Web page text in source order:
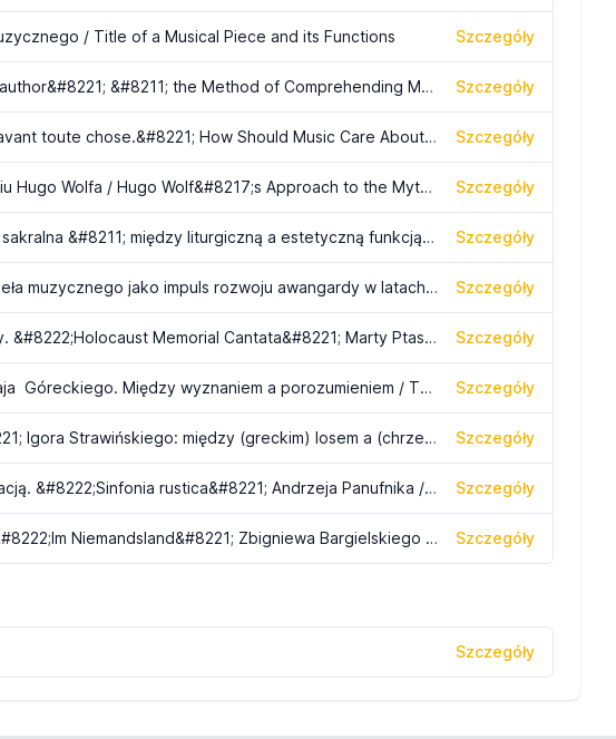
/ Title of a Musical Piece and its Functions Szczegóły
&#8220;Myth about an author&#8221; &#8211; the Method of Comprehending Modern Musical History / &#8222;Mit o autorze&#8221;, czyli jak zrozumieć współczesną historię muzyki Szczegóły
&#8220;De la musique avant toute chose.&#8221; How Should Music Care About Poetry? / &#8222;O muzyce przede wszystkim&#8221;. Jak Muzyka traktuje Poezję? Szczegóły
Mit o Penthesilei w ujęciu Hugo Wolfa / Hugo Wolf&#8217;s Approach to the Myth of Penthesilea Szczegóły
Renesansowa polifonia sakralna &#8211; między liturgiczną a estetyczną funkcją dzieła / Renaissance Sacred Poliphony: Between the Liturgical and Aesthetic Functions of a Musical Work Szczegóły
Funkcja nowatorska dzieła muzycznego jako impuls rozwoju awangardy w latach 60. XX wieku w Słowacji / The Musical Work Innovative Function as Impetus for the Development of the 1960s Avant-Garde in Slovakia Szczegóły
Muzyka wobec Zagłady. &#8222;Holocaust Memorial Cantata&#8221; Marty Ptaszyńskiej / Music and the Mass Murder of Jews. &#8220;Holocaust Memorial Cantata&#8221; by Marta Ptaszyńska Szczegóły
Muzyka Henryka Mikołaja Góreckiego. Między wyznaniem a porozumieniem / The Music of Henryk Mikołaj Górecki: Between Confession and Communication Szczegóły
&#8222;Persefona&#8221; Igora Strawińskiego: między (greckim) losem a (chrześcijańską) łaską / Stravinsky&#8217;s Perséphone: Between (Greek) Fate and (Christian) Grace Szczegóły
Między afirmacją a negacją. &#8222;Sinfonia rustica&#8221; Andrzeja Panufnika / Andrzej Panufnik's &#8221;Sinfonica Rustica&#8221;: Between Affirmation and Negation Szczegóły
Referencjalna funkcja &#8222;Im Niemandsland&#8221; Zbigniewa Bargielskiego / The Referential Function of &#8220;Im Niemandsland&#8221; by Zbigniew Bargielski Szczegóły
Szczegóły